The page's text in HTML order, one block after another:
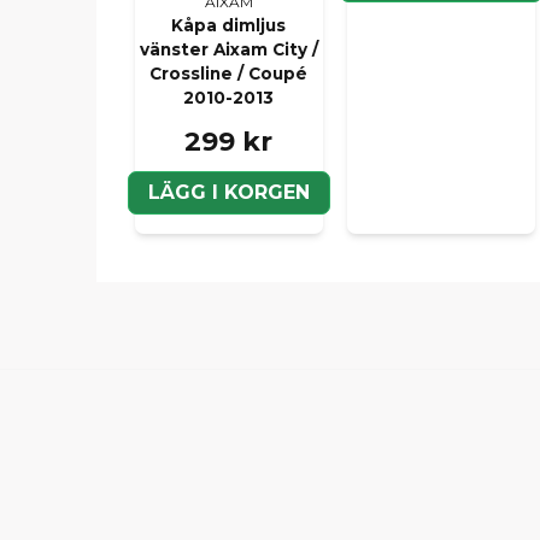
Kåpa dimljus
vänster Aixam City /
Crossline / Coupé
2010-2013
299 kr
LÄGG I KORGEN